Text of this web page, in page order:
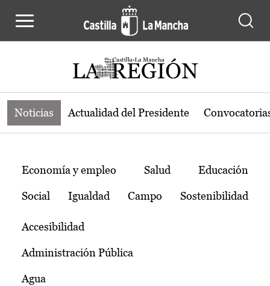
Noticias de la región de Castilla-La
Noticias Actualidad del Presidente
Temas
Economía y empleo Salud Educación
Social Igualdad Campo Sostenibilidad
Accesibilidad
Administración Pública
Agua